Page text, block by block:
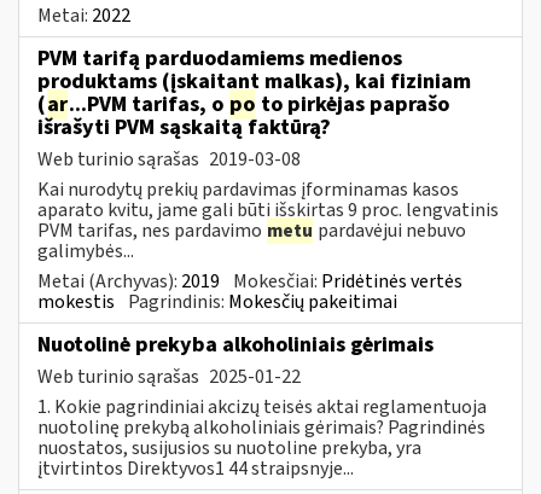
Metai: 2022
PVM tarifą parduodamiems medienos
produktams (įskaitant malkas), kai fiziniam
(ar...PVM tarifas, o po to pirkėjas paprašo
išrašyti PVM sąskaitą faktūrą?
Web turinio sąrašas 2019-03-08
Kai nurodytų prekių pardavimas įforminamas kasos
aparato kvitu, jame gali būti išskirtas 9 proc. lengvatinis
PVM tarifas, nes pardavimo metu pardavėjui nebuvo
galimybės...
Metai (Archyvas): 2019 Mokesčiai: Pridėtinės vertės
mokestis Pagrindinis: Mokesčių pakeitimai
Nuotolinė prekyba alkoholiniais gėrimais
Web turinio sąrašas 2025-01-22
1. Kokie pagrindiniai akcizų teisės aktai reglamentuoja
nuotolinę prekybą alkoholiniais gėrimais? Pagrindinės
nuostatos, susijusios su nuotoline prekyba, yra
įtvirtintos Direktyvos1 44 straipsnyje...